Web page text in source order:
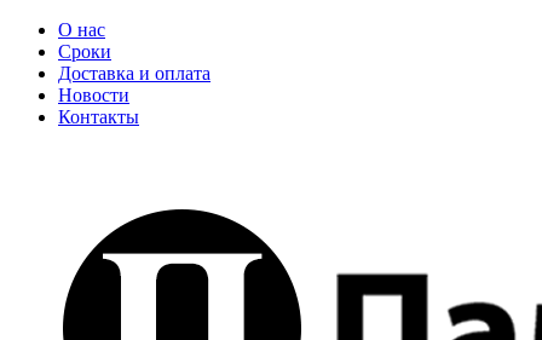
О нас
Сроки
Доставка и оплата
Новости
Контакты